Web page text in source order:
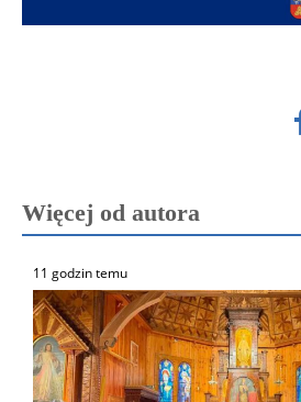
Więcej od autora
11 godzin temu